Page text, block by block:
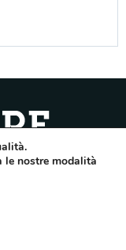
di Avellino n.7/12 del
Annarumma 39/A 83100
le nostre modalità